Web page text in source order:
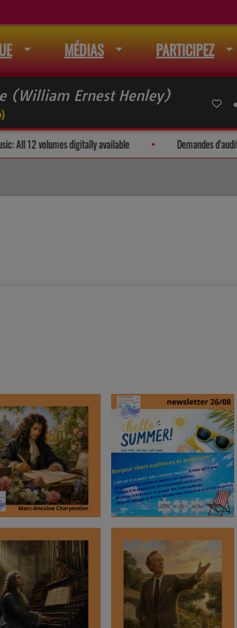
MÉDIAS PARTICIPEZ
(William Ernest Henley)
The Art of Music: All 12 volumes digitally available